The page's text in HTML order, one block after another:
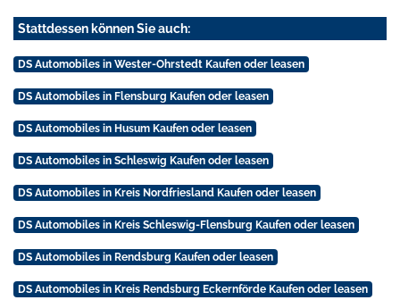
Stattdessen können Sie auch:
DS Automobiles in Wester-Ohrstedt Kaufen oder leasen
DS Automobiles in Flensburg Kaufen oder leasen
DS Automobiles in Husum Kaufen oder leasen
DS Automobiles in Schleswig Kaufen oder leasen
DS Automobiles in Kreis Nordfriesland Kaufen oder leasen
DS Automobiles in Kreis Schleswig-Flensburg Kaufen oder leasen
DS Automobiles in Rendsburg Kaufen oder leasen
DS Automobiles in Kreis Rendsburg Eckernförde Kaufen oder leasen